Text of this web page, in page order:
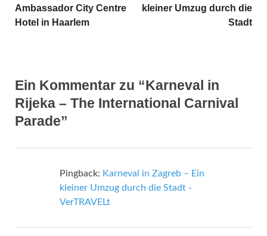
Ambassador City Centre
Hotel in Haarlem
kleiner Umzug durch die
Stadt
Ein Kommentar zu “Karneval in
Rijeka – The International Carnival
Parade”
Pingback: Karneval in Zagreb – Ein
kleiner Umzug durch die Stadt -
VerTRAVELt